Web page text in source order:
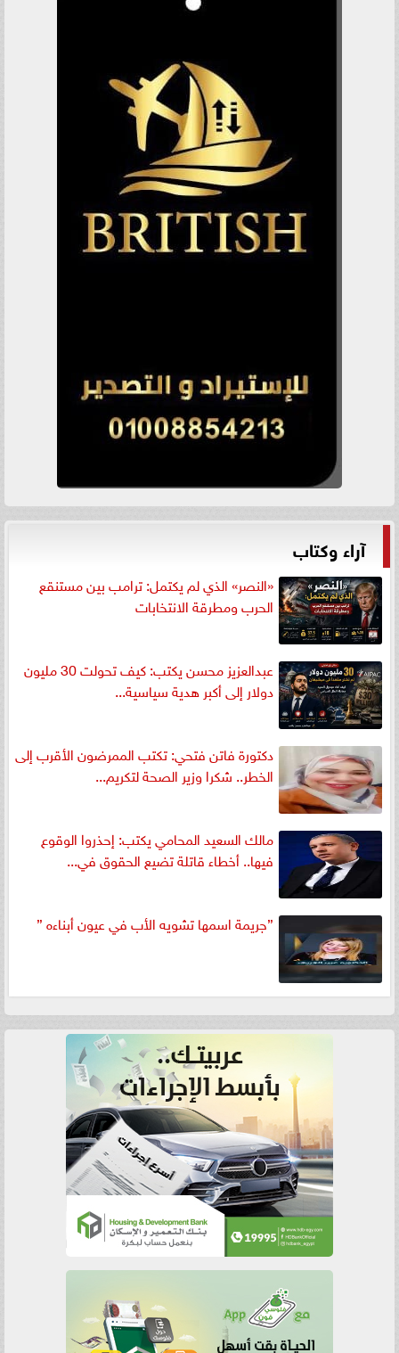
آراء وكتاب
«النصر» الذي لم يكتمل: ترامب بين مستنقع
الحرب ومطرقة الانتخابات
عبدالعزيز محسن يكتب: كيف تحولت 30 مليون
دولار إلى أكبر هدية سياسية...
دكتورة فاتن فتحي: تكتب الممرضون الأقرب إلى
الخطر.. شكرا وزير الصحة لتكريم...
مالك السعيد المحامي يكتب: إحذروا الوقوع
فيها.. أخطاء قاتلة تضيع الحقوق في...
”جريمة اسمها تشويه الأب في عيون أبناءه ”